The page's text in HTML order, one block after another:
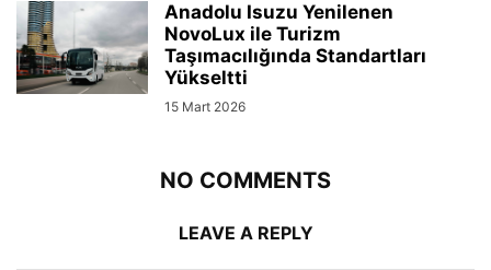
Anadolu Isuzu Yenilenen
NovoLux ile Turizm
Taşımacılığında Standartları
Yükseltti
15 Mart 2026
NO COMMENTS
LEAVE A REPLY